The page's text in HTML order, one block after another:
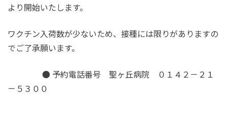
より開始いたします。
ワクチン入荷数が少ないため、接種には限りがありますの
でご了承願います。
● 予約電話番号 聖ヶ丘病院 ０１４２－２１
－５３００